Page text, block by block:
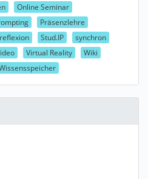
Online Seminar
Präsenzlehre
Stud.IP
synchron
Virtual Reality
Wiki